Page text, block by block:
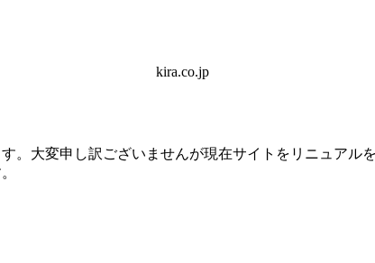
kira.co.jp
。大変申し訳ございませんが現在サイトをリニュアル